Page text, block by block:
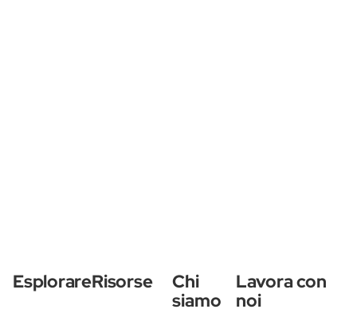
EsplorareRisorse
Chi
siamo
Lavora con
noi